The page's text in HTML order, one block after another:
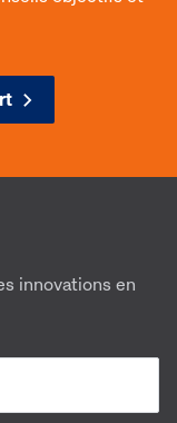
innovations en